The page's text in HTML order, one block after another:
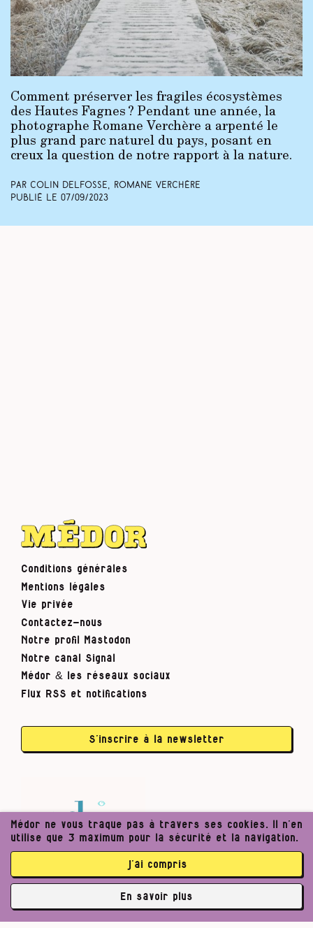
Comment préserver les fragiles écosystèmes
des Hautes Fagnes ? Pendant une année, la
photographe Romane Verchère a arpenté le
plus grand parc naturel du pays, posant en
creux la question de notre rapport à la nature.
Par Colin Delfosse, Romane Verchère
Publié le 07/09/2023
Conditions générales
Mentions légales
Vie privée
Contactez-nous
Notre profil Mastodon
Notre canal Signal
Médor & les réseaux sociaux
Flux RSS et notifications
S’inscrire à la newsletter
Médor ne vous traque pas à travers ses cookies. Il n’en
utilise que 3 maximum pour la sécurité et la navigation.
j’ai compris
En savoir plus